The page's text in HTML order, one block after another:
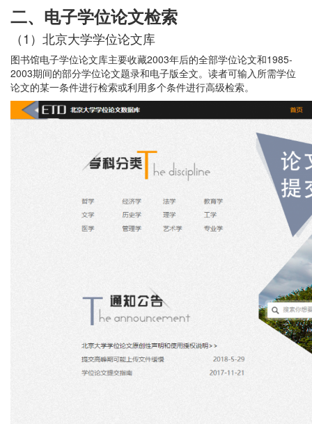
二、电子学位论文检索
（1）北京大学学位论文库
图书馆电子学位论文库主要收藏2003年后的全部学位论文和1985-
2003期间的部分学位论文题录和电子版全文。读者可输入所需学位
论文的某一条件进行检索或利用多个条件进行高级检索。